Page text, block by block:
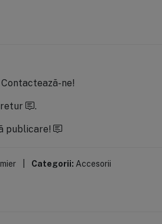
Contactează-ne!
.
publicare!
Categorii: Accesorii